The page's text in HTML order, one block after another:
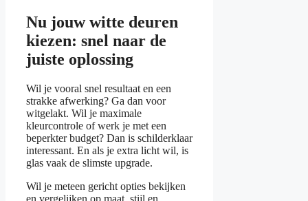
Nu jouw witte deuren
kiezen: snel naar de
juiste oplossing
Wil je vooral snel resultaat en een
strakke afwerking? Ga dan voor
witgelakt. Wil je maximale
kleurcontrole of werk je met een
beperkter budget? Dan is schilderklaar
interessant. En als je extra licht wil, is
glas vaak de slimste upgrade.
Wil je meteen gericht opties bekijken
en vergelijken op maat, stijl en